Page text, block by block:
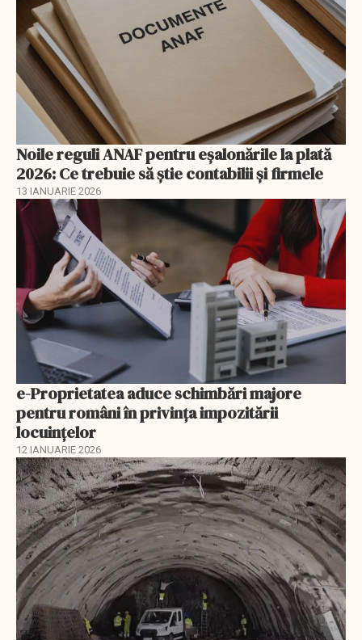
Noile reguli ANAF pentru eşalonările la plată
2026: Ce trebuie să știe contabilii și firmele
13 IANUARIE 2026
e-Proprietatea aduce schimbări majore
pentru români în privinţa impozitării
locuințelor
12 IANUARIE 2026